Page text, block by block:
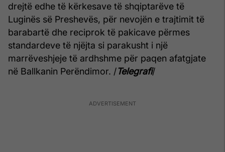
drejtë edhe të kërkesave të shqiptarëve të
Luginës së Preshevës, për nevojën e trajtimit të
barabartë dhe reciprok të pakicave përmes
standardeve të njëjta si parakusht i një
marrëveshjeje të ardhshme për paqen afatgjate
në Ballkanin Perëndimor. /Telegrafi/